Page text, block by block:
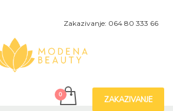
Zakazivanje: 064 80 333 66
ZAKAZIVANJE